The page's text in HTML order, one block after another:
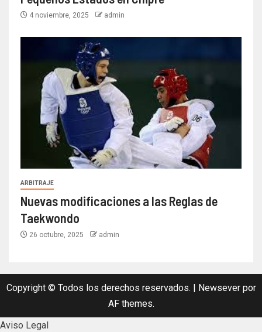
4 noviembre, 2025 admin
ARBITRAJE
Nuevas modificaciones a las Reglas de
Taekwondo
26 octubre, 2025 admin
Copyright © Todos los derechos reservados. Newseverpor
AF themes.
Aviso Legal